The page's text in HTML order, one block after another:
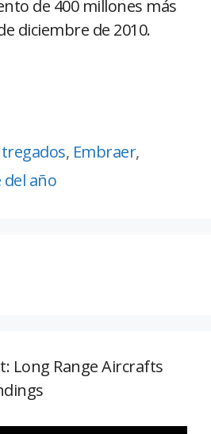
de 400 millones más
diciembre de 2010.
, Embraer,
año
Long Range Aircrafts